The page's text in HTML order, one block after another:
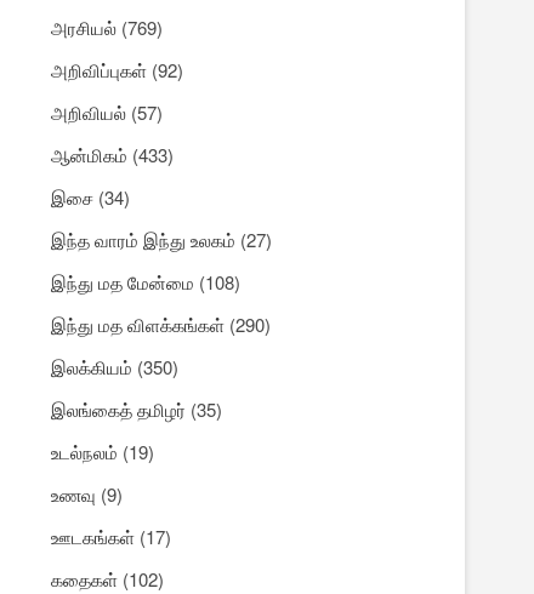
அரசியல் (769)
அறிவிப்புகள் (92)
அறிவியல் (57)
ஆன்மிகம் (433)
இசை (34)
இந்த வாரம் இந்து உலகம் (27)
இந்து மத மேன்மை (108)
இந்து மத விளக்கங்கள் (290)
இலக்கியம் (350)
இலங்கைத் தமிழர் (35)
உடல்நலம் (19)
உணவு (9)
ஊடகங்கள் (17)
கதைகள் (102)